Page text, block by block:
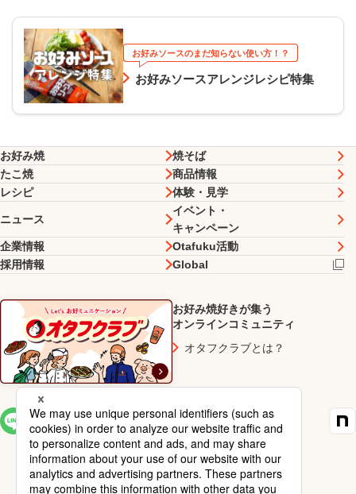
お好みソースのまだ知らない使い方！？
お好みソースアレンジレシピ特集
お好み焼
焼そば
たこ焼
商品情報
レシピ
体験・見学
ニュース
イベント・
キャンペーン
企業情報
Otafuku活動
採用情報
Global
お好み焼好きが集う
オンラインコミュニティ
オタフクラブとは？
SNS一覧